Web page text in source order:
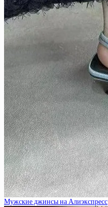
Мужские джинсы на Алиэкспресс